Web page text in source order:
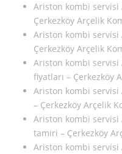
Ariston kombi servisi
Çerkezköy Arçelik
Ariston kombi
Çerkezköy Arçelik
Ariston kombi
fiyatları – Çerkezköy
Ariston kombi
– Çerkezköy Arçelik
Ariston kombi
tamiri – Çerkezköy
Ariston kombi